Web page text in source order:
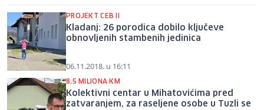
PROJEKT CEB II
Kladanj: 26 porodica dobilo ključeve
obnovljenih stambenih jedinica
06.11.2018. u 16:11
8,5 MILIONA KM
Kolektivni centar u Mihatovićima pred
zatvaranjem, za raseljene osobe u Tuzli se